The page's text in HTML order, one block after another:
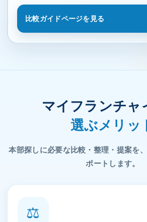
比較ガイドページを見る
マイフランチャ
選ぶメリッ
本部探しに必要な比較・整理・提案を
ポートします。
⚖